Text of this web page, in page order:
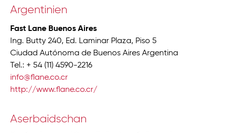
Argentinien
Fast Lane Buenos Aires
Ing. Butty 240, Ed. Laminar Plaza, Piso 5
Ciudad Autónoma de Buenos Aires Argentina
Tel.: + 54 (11) 4590-2216
info@flane.co.cr
http://www.flane.co.cr/
Aserbaidschan